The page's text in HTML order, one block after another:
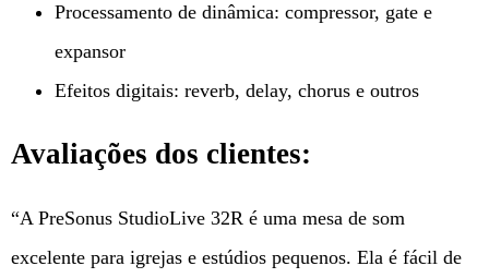
Processamento de dinâmica: compressor, gate e
expansor
Efeitos digitais: reverb, delay, chorus e outros
Avaliações dos clientes:
“A PreSonus StudioLive 32R é uma mesa de som
excelente para igrejas e estúdios pequenos. Ela é fácil de